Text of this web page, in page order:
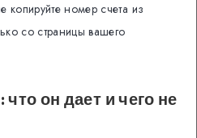
номер счета из
со страницы вашего
он дает и чего не